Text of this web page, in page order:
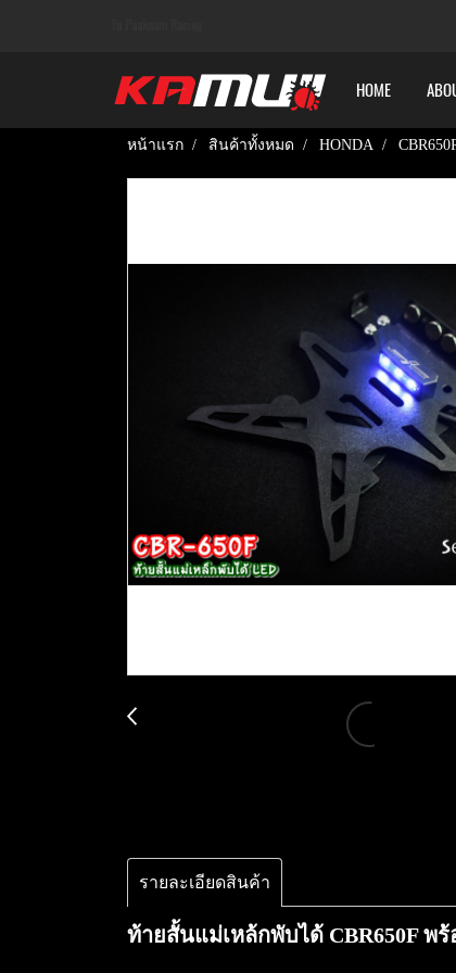
HOME
หน้าแรก สินค้าทั้งหมด HONDA
รายละเอียดสินค้า
ท้ายสั้นแม่เหล้กพับได้ CBR650F พ